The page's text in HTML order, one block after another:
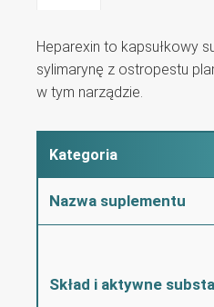
Heparexin to kapsułkowy
sylimarynę z ostropestu
w tym narządzie.
Kategoria
Nazwa suplementu
Skład i aktywne